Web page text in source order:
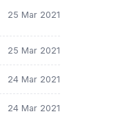
25 Mar 2021
25 Mar 2021
24 Mar 2021
24 Mar 2021